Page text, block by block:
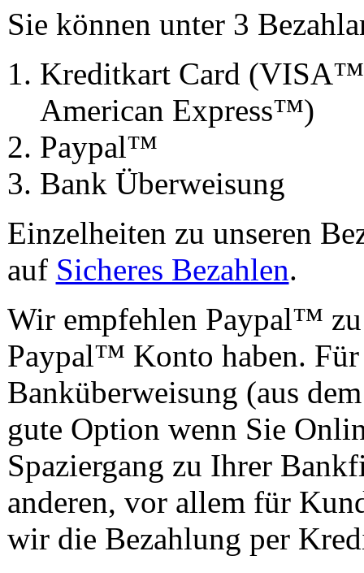
Sie können unter 3
Kreditkart Card
American Express™)
Paypal™
Bank Überweisung
Einzelheiten zu unseren
auf Sicheres Bezahlen.
Wir empfehlen Paypal™
Paypal™ Konto haben.
Banküberweisung (aus
gute Option wenn Sie
Spaziergang zu Ihrer
anderen, vor allem für
wir die Bezahlung per